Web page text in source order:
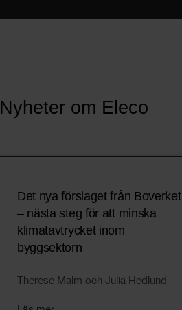
Nyheter om Eleco
Det nya förslaget från Boverket
– nästa steg för att minska
klimatavtrycket inom
byggsektorn
Therese Malm och Julia Hedlund